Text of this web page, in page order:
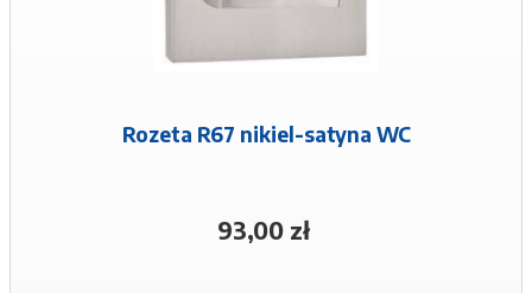
Rozeta R67 nikiel-satyna WC
93,00 zł